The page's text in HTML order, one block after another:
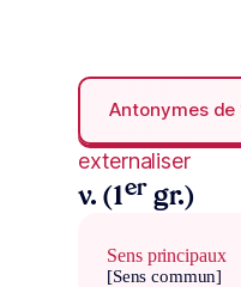
Antonymes de
externaliser
v. (1er gr.)
Sens principaux
[Sens commun]